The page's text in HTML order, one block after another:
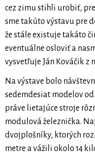
cez zimu stihli urobiť,
sme takúto výstavu pre
že stále existuje takáto
eventuálne osloviť a
vysvetľuje Ján Kováčik z
Na výstave bolo
sedemdesiat modelov
práve lietajúce stroje
modulová železnička.
dvojplošníky, ktorých
metre a vážili okolo 14